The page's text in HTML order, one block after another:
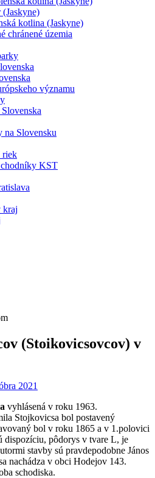
(Jaskyne)
kotlina (Jaskyne)
chránené územia
významu
na Slovensku
riek
KST
kraj
(Stoikovicsovcov) v
2021
vyhlásená v roku 1963.
Stojkovicsa bol postavený
bol v roku 1865 a v 1.polovici
dispozíciu, pôdorys v tvare L, je
stavby sú pravdepodobne János
nachádza v obci Hodejov 143.
schodiska.